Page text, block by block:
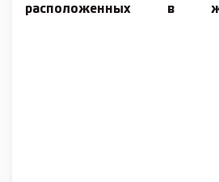
расположенных в